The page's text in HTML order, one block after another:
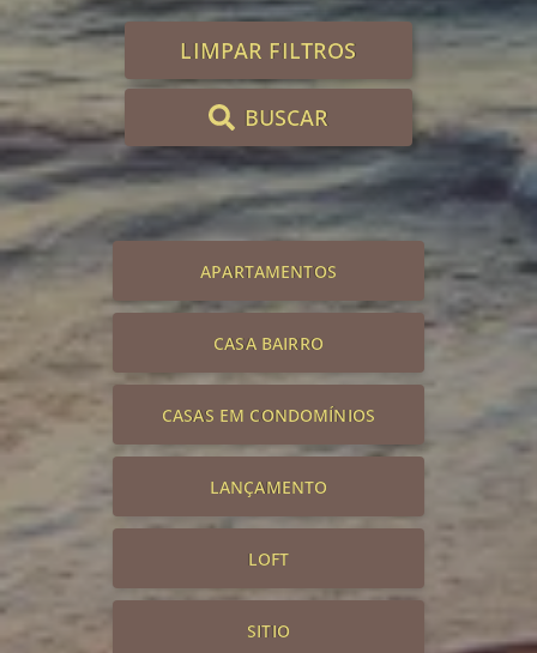
LIMPAR FILTROS
BUSCAR
APARTAMENTOS
CASA BAIRRO
CASAS EM CONDOMÍNIOS
LANÇAMENTO
LOFT
SITIO